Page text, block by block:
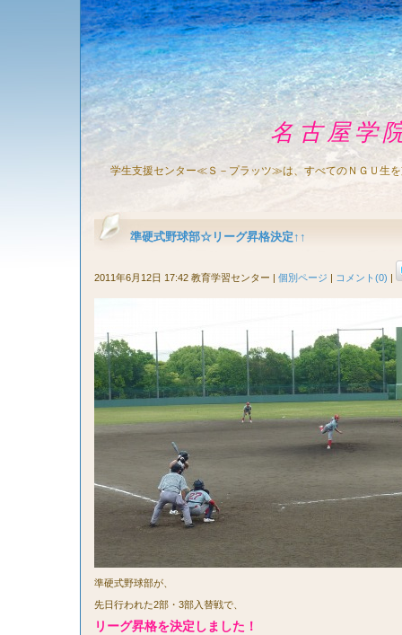
名古屋学
学生支援センター≪Ｓ－プラッツ≫は、すべてのＮＧＵ生
準硬式野球部☆リーグ昇格決定↑↑
2011年6月12日 17:42 教育学習センター | 個別ページ | コメント(0) |
準硬式野球部が、
先日行われた2部・3部入替戦で、
リーグ昇格を決定しました！